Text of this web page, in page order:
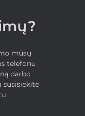
mūsų
telefonu
darbo
susisiekite